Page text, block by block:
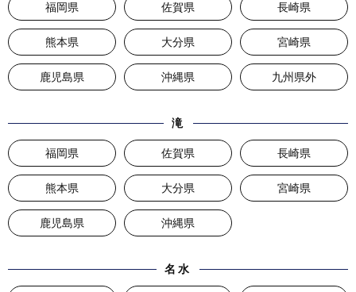
福岡県 佐賀県 長崎県
熊本県 大分県 宮崎県
鹿児島県 沖縄県 九州県外
滝
福岡県 佐賀県 長崎県
熊本県 大分県 宮崎県
鹿児島県 沖縄県
名水